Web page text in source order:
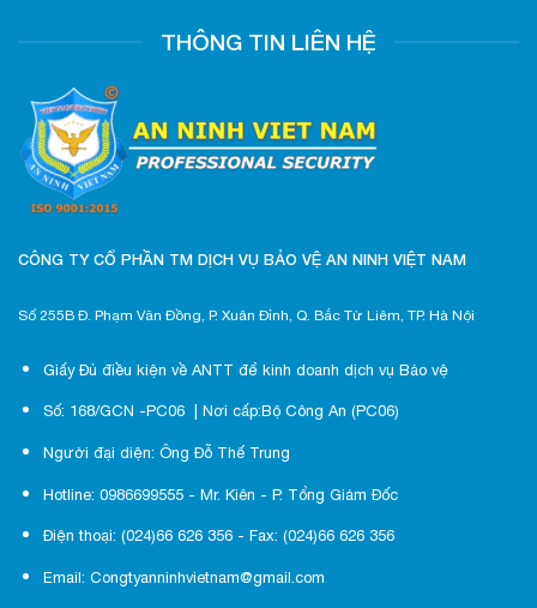
THÔNG TIN LIÊN HỆ
CÔNG TY CỔ PHẦN TM DỊCH VỤ BẢO VỆ AN NINH VIỆT NAM
Số 255B Đ. Phạm Văn Đồng, P. Xuân Đỉnh, Q. Bắc Từ Liêm, TP. Hà Nội
Giấy Đủ điều kiện về ANTT để kinh doanh dịch vụ Bảo vệ
Số: 168/GCN -PC06 | Nơi cấp:Bộ Công An (PC06)
Người đại diện: Ông Đỗ Thế Trung
Hotline: 0986699555 - Mr. Kiên - P. Tổng Giám Đốc
Điện thoại: (024)66 626 356 - Fax: (024)66 626 356
Email: Congtyanninhvietnam@gmail.com